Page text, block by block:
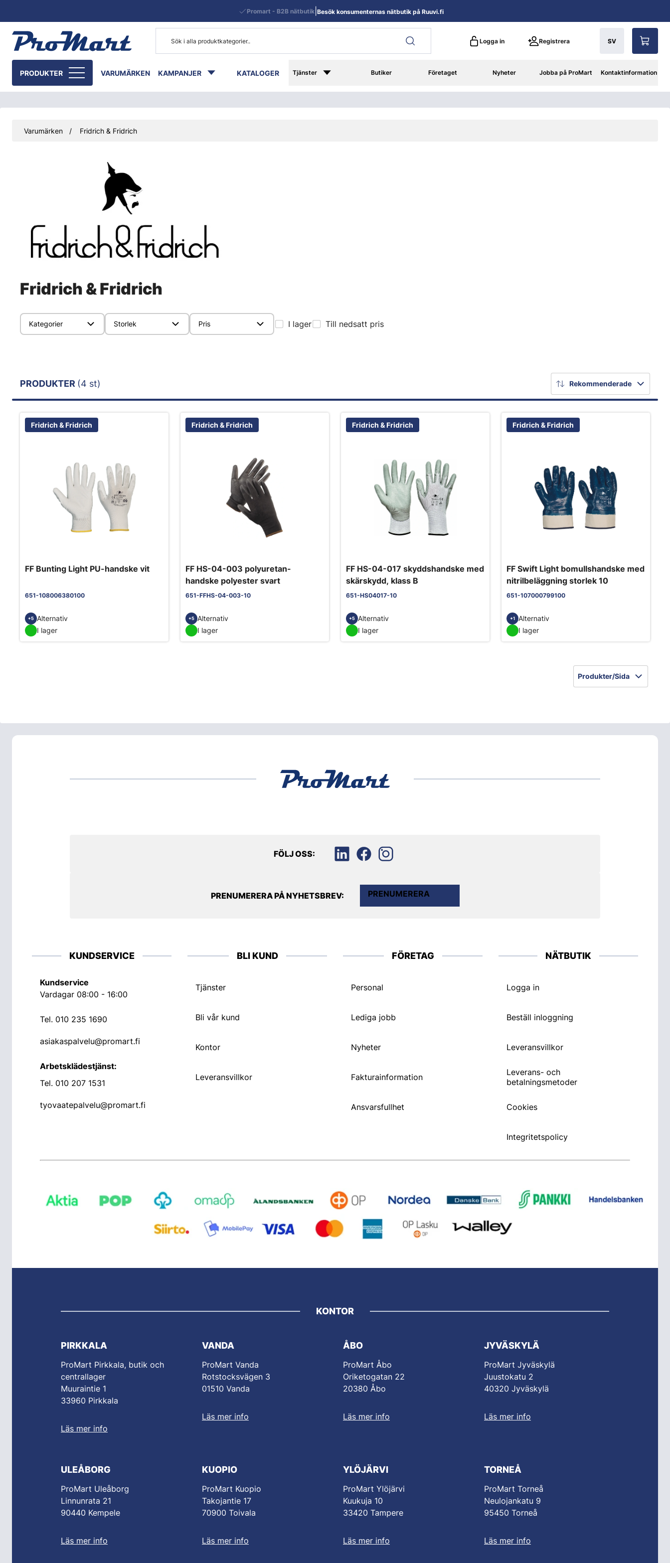
Logga in Registrera SV
PRODUKTER VARUMÄRKEN KAMPANJER KATALOGER Tjänster Butiker Företaget Nyheter Jobba på ProMart Kontaktinformation
Promart - B2B nätbutik Besök konsumenternas nätbutik på Ruuvi.fi
Varumärken Fridrich & Fridrich
Fridrich & Fridrich
Kategorier Storlek Pris I lager Till nedsatt pris
Rekommenderade
PRODUKTER (4 st)
Fridrich & Fridrich
FF Bunting Light PU-handske vit
651-108006380100
+5 Alternativ
I lager
Fridrich & Fridrich
FF HS-04-003 polyuretan-
handske polyester svart
651-FFHS-04-003-10
+5 Alternativ
I lager
Fridrich & Fridrich
FF HS-04-017 skyddshandske med
skärskydd, klass B
651-HS04017-10
+5 Alternativ
I lager
Fridrich & Fridrich
FF Swift Light bomullshandske med
nitrilbeläggning storlek 10
651-107000799100
+1
Alternativ
I lager
Produkter/Sida
FÖLJ OSS:
PRENUMERERA PÅ NYHETSBREV: PRENUMERERA
KUNDSERVICE
Kundservice
Vardagar 08:00 - 16:00
Tel. 010 235 1690
asiakaspalvelu@promart.fi
Arbetsklädestjänst:
Tel. 010 207 1531
tyovaatepalvelu@promart.fi
BLI KUND
Tjänster
Bli vår kund
Kontor
Leveransvillkor
FÖRETAG
Personal
Lediga jobb
Nyheter
Fakturainformation
Ansvarsfullhet
NÄTBUTIK
Logga in
Beställ inloggning
Leveransvillkor
Leverans- och
betalningsmetoder
Cookies
Integritetspolicy
KONTOR
PIRKKALA
ProMart Pirkkala, butik och
centrallager
Muuraintie 1
33960 Pirkkala
Läs mer info
VANDA
ProMart Vanda
Rotstocksvägen 3
01510 Vanda
Läs mer info
ÅBO
ProMart Åbo
Oriketogatan 22
20380 Åbo
Läs mer info
JYVÄSKYLÄ
ProMart Jyväskylä
Juustokatu 2
40320 Jyväskylä
Läs mer info
ULEÅBORG
ProMart Uleåborg
Linnunrata 21
90440 Kempele
Läs mer info
KUOPIO
ProMart Kuopio
Takojantie 17
70900 Toivala
Läs mer info
YLÖJÄRVI
ProMart Ylöjärvi
Kuukuja 10
33420 Tampere
Läs mer info
TORNEÅ
ProMart Torneå
Neulojankatu 9
95450 Torneå
Läs mer info